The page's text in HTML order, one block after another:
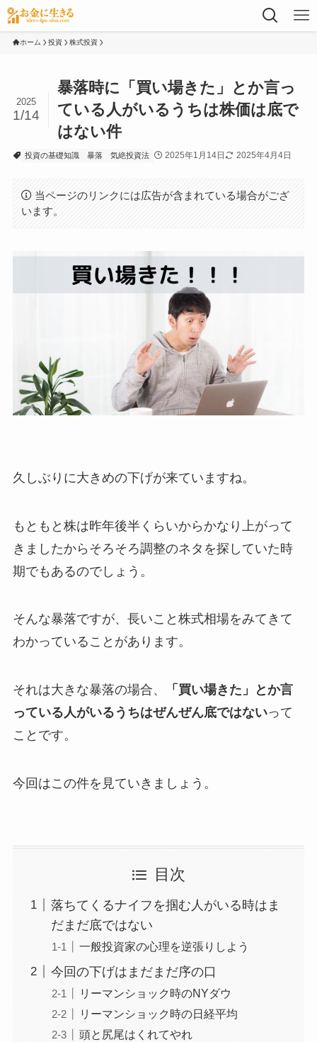
ホーム 投資 株式投資
暴落時に「買い場きた」とか言っ
ている人がいるうちは株価は底で
はない件
2025
1/14
投資の基礎知識 暴落 気絶投資法 2025年1月14日 2025年4月4日
当ページのリンクには広告が含まれている場合がござ
います。
久しぶりに大きめの下げが来ていますね。
もともと株は昨年後半くらいからかなり上がって
きましたからそろそろ調整のネタを探していた時
期でもあるのでしょう。
そんな暴落ですが、長いこと株式相場をみてきて
わかっていることがあります。
それは大きな暴落の場合、
「買い場きた」とか言
っている人がいるうちはぜんぜん底ではないって
ことです。
今回はこの件を見ていきましょう。
目次
落ちてくるナイフを掴む人がいる時はま
だまだ底ではない
一般投資家の心理を逆張りしよう
今回の下げはまだまだ序の口
リーマンショック時のNYダウ
リーマンショック時の日経平均
頭と尻尾はくれてやれ